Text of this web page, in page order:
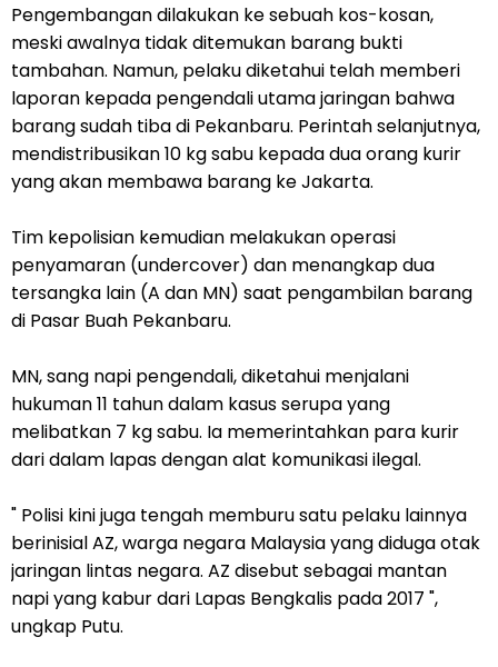
Pengembangan dilakukan ke sebuah kos-kosan,
meski awalnya tidak ditemukan barang bukti
tambahan. Namun, pelaku diketahui telah memberi
laporan kepada pengendali utama jaringan bahwa
barang sudah tiba di Pekanbaru. Perintah selanjutnya,
mendistribusikan 10 kg sabu kepada dua orang kurir
yang akan membawa barang ke Jakarta.
Tim kepolisian kemudian melakukan operasi
penyamaran (undercover) dan menangkap dua
tersangka lain (A dan MN) saat pengambilan barang
di Pasar Buah Pekanbaru.
MN, sang napi pengendali, diketahui menjalani
hukuman 11 tahun dalam kasus serupa yang
melibatkan 7 kg sabu. Ia memerintahkan para kurir
dari dalam lapas dengan alat komunikasi ilegal.
" Polisi kini juga tengah memburu satu pelaku lainnya
berinisial AZ, warga negara Malaysia yang diduga otak
jaringan lintas negara. AZ disebut sebagai mantan
napi yang kabur dari Lapas Bengkalis pada 2017 ",
ungkap Putu.